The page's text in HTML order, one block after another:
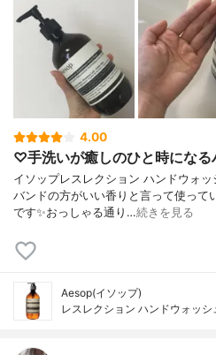
4.00
♡手洗いが癒しのひと時になる
イソップレスレクション ハンドウォ
バンドの方がいい香りと言って使って
です✨おっしゃる通り…続きを見る
Aesop(イソップ)
レスレクション ハンドウォッシ